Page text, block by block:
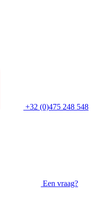
+32 (0)475 248 548
Een vraag?